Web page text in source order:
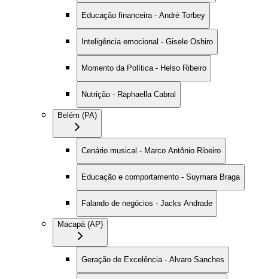
Educação financeira - André Torbey
Inteligência emocional - Gisele Oshiro
Momento da Política - Helso Ribeiro
Nutrição - Raphaella Cabral
Belém (PA)
Cenário musical - Marco Antônio Ribeiro
Educação e comportamento - Suymara Braga
Falando de negócios - Jacks Andrade
Macapá (AP)
Geração de Excelência - Alvaro Sanches